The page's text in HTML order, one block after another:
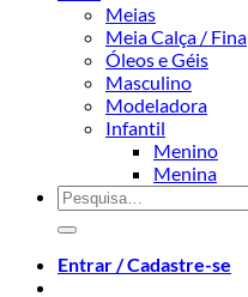
Meias
Meia Calça / Fina
Óleos e Géis
Masculino
Modeladora
Infantil
Menino
Menina
Pesquisar
por:
Entrar / Cadastre-se